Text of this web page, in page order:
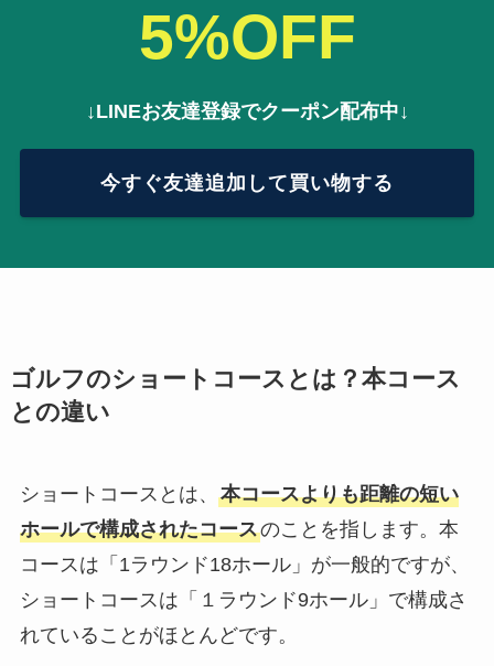
5%OFF
↓LINEお友達登録でクーポン配布中↓
今すぐ友達追加して買い物する
ゴルフのショートコースとは？本コース
との違い
ショートコースとは、 本コースよりも距離の短い
ホールで構成されたコースのことを指します。本
コースは「1ラウンド18ホール」が一般的ですが、
ショートコースは「１ラウンド9ホール」で構成さ
れていることがほとんどです。